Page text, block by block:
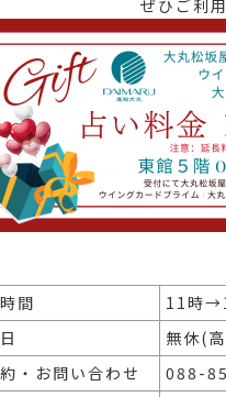
ぜひご利
間
11時
無休(
・お問い合わせ
088-